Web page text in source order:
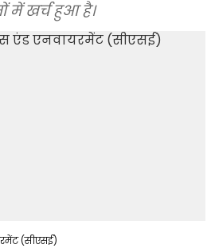
में खर्च हुआ है।
(सीएसई)